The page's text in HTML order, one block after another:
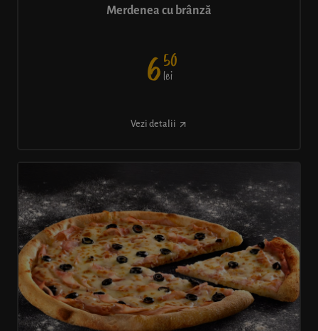
Merdenea cu brânză
650
lei
Vezi detalii